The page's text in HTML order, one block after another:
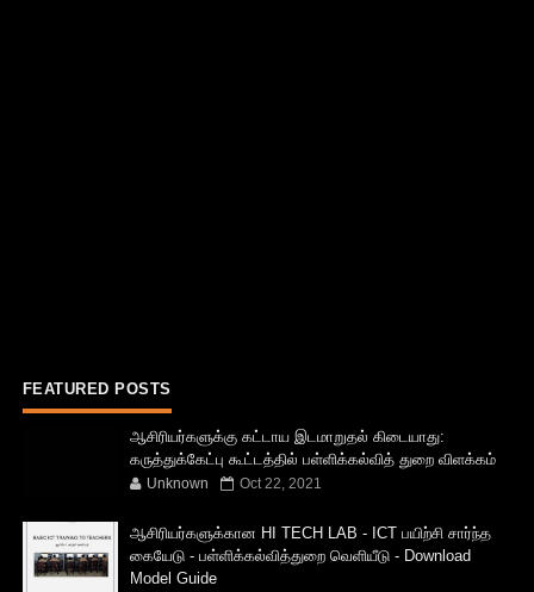
FEATURED POSTS
ஆசிரியர்களுக்கு கட்டாய இடமாறுதல் கிடையாது:
கருத்துக்கேட்பு கூட்டத்தில் பள்ளிக்கல்வித் துறை விளக்கம்
Unknown Oct 22, 2021
ஆசிரியர்களுக்கான HI TECH LAB - ICT பயிற்சி சார்ந்த
கையேடு - பள்ளிக்கல்வித்துறை வெளியீடு - Download
Model Guide